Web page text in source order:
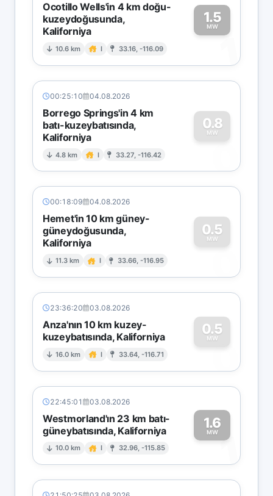
Ocotillo Wells'in 4 km doğu-
kuzeydoğusunda,
Kaliforniya
10.6 km I 33.16, -116.09
1.5
MW
1
00:25:10 04.08.2026
Borrego Springs'in 4 km
batı-kuzeybatısında,
Kaliforniya
4.8 km I 33.27, -116.42
0.8
MW
0
00:18:09 04.08.2026
Hemet'in 10 km güney-
güneydoğusunda,
Kaliforniya
11.3 km I 33.66, -116.95
0.5
MW
0
23:36:20 03.08.2026
Anza'nın 10 km kuzey-
kuzeybatısında, Kaliforniya
16.0 km I 33.64, -116.71
0.5
MW
0
22:45:01 03.08.2026
Westmorland'ın 23 km batı-
güneybatısında, Kaliforniya
10.0 km I 32.96, -115.85
1.6
MW1